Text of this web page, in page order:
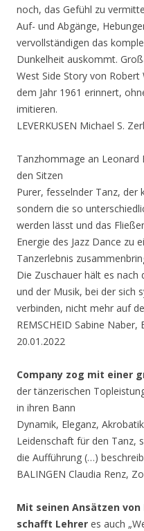
noch, das Gefühl zu
Auf- und Abgänge,
vervollständigen das
Dunkelheit auskommt.
West Side Story von Robert
dem Jahr 1961 erinnert,
imitieren.
LEVERKUSEN Michael S.
Tanzhommage an Leonard
den Sitzen
Purer, fesselnder Tanz, der
sondern die so
werden lässt und das
Energie des Jazz Dance zu
Tanzerlebnis
Die Zuschauer hält es nach
und der Musik, bei der sich
verbinden, nicht mehr auf
REMSCHEID Sabine
20.01.2022
Company zog mit einer
der tänzerischen
in ihren Bann
Dynamik, Eleganz,
Leidenschaft für den Tanz,
die Aufführung (…)
BALINGEN Claudia Renz,
Mit seinen Ansätzen von
schafft Lehrer es auch